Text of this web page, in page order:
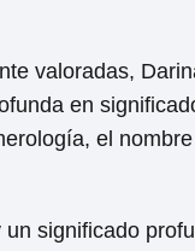
valoradas,
en
el
significado